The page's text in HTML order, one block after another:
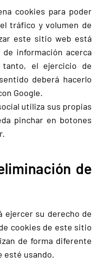
cookies para poder
tráfico y volumen de
este sitio web está
información acerca
el ejercicio de
deberá hacerlo
Google.
utiliza sus propias
pinchar en botones
de
ejercer su derecho de
cookies de este sitio
de forma diferente
esté usando.